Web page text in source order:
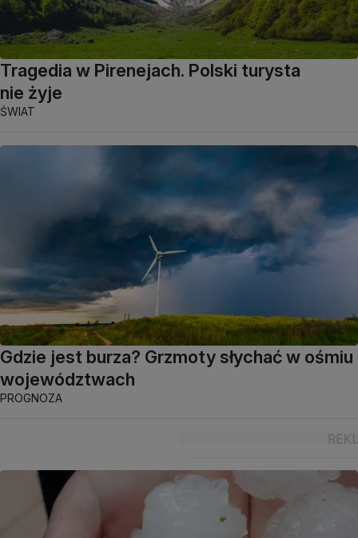
Tragedia w Pirenejach. Polski turysta
nie żyje
ŚWIAT
Gdzie jest burza? Grzmoty słychać w ośmiu
województwach
PROGNOZA